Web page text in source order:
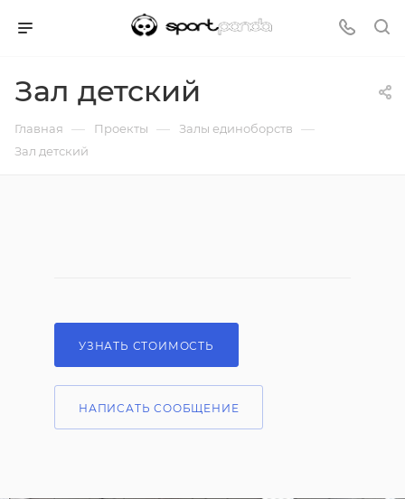
Зал детский
Главная — Проекты — Залы единоборств —
Зал детский
УЗНАТЬ СТОИМОСТЬ
НАПИСАТЬ СООБЩЕНИЕ